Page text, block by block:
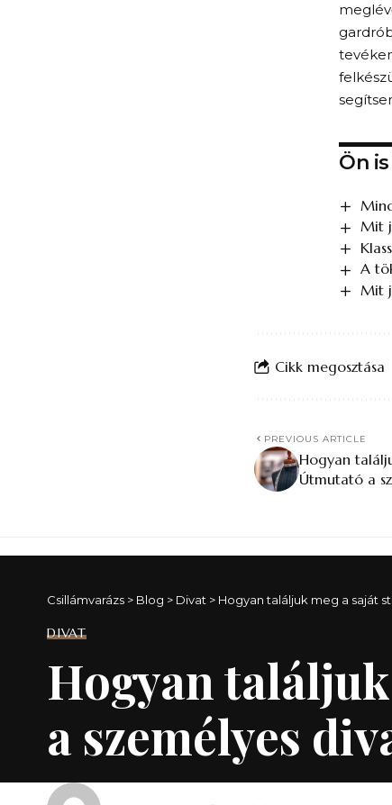
Ön
Mit
A
Mit
Cikk megosztása
PREVIOUS ARTICLE
Hogyan
Útmutató a
Csillámvarázs > Blog > Divat > Hogyan találjuk meg a saját
DIVAT
Hogyan
a személyes